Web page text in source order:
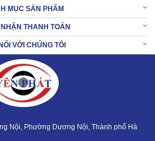
MỤC SẢN PHẨM
THANH TOÁN
VỚI CHÚNG TÔI
Nội, Phường Dương Nội, Thành phố Hà